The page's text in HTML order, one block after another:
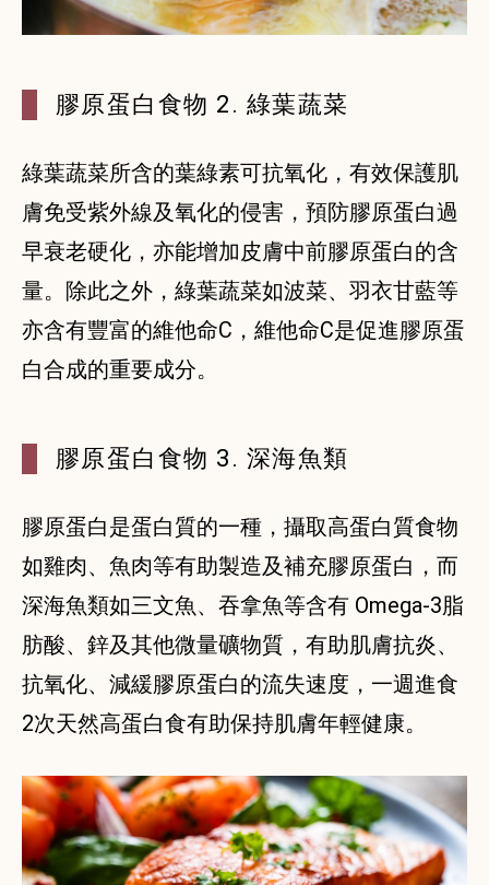
膠原蛋白食物 2. 綠葉蔬菜
綠葉蔬菜所含的葉綠素可抗氧化，有效保護肌
膚免受紫外線及氧化的侵害，預防膠原蛋白過
早衰老硬化，亦能增加皮膚中前膠原蛋白的含
量。除此之外，綠葉蔬菜如波菜、羽衣甘藍等
亦含有豐富的維他命C，維他命C是促進膠原蛋
白合成的重要成分。
膠原蛋白食物 3. 深海魚類
膠原蛋白是蛋白質的一種，攝取高蛋白質食物
如雞肉、魚肉等有助製造及補充膠原蛋白，而
深海魚類如三文魚、吞拿魚等含有 Omega-3脂
肪酸、鋅及其他微量礦物質，有助肌膚抗炎、
抗氧化、減緩膠原蛋白的流失速度，一週進食
2次天然高蛋白食有助保持肌膚年輕健康。